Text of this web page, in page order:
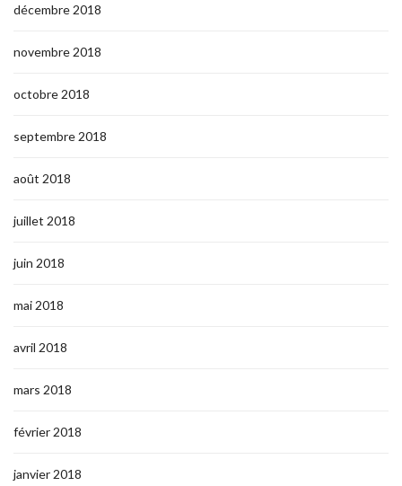
décembre 2018
novembre 2018
octobre 2018
septembre 2018
août 2018
juillet 2018
juin 2018
mai 2018
avril 2018
mars 2018
février 2018
janvier 2018